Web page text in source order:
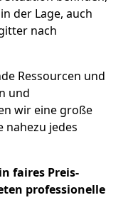
der Lage, auch
nach
Ressourcen und
und
wir eine große
nahezu jedes
faires Preis-
professionelle